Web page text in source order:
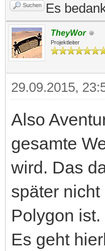
Suchen Es
TheyWor
Projektleiter
29.09.2015,
Also
gesamte
wird. Das
später
Polygon ist.
Es geht